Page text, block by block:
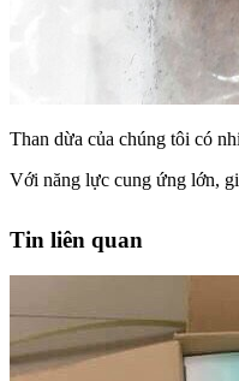
Than dừa của chúng tôi có
Với năng lực cung ứng lớn,
Tin liên quan